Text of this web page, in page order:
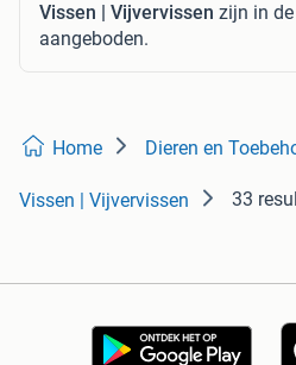
Vissen | Vijvervissen zijn in
aangeboden.
Home Dieren en
Vissen | Vijvervissen 33